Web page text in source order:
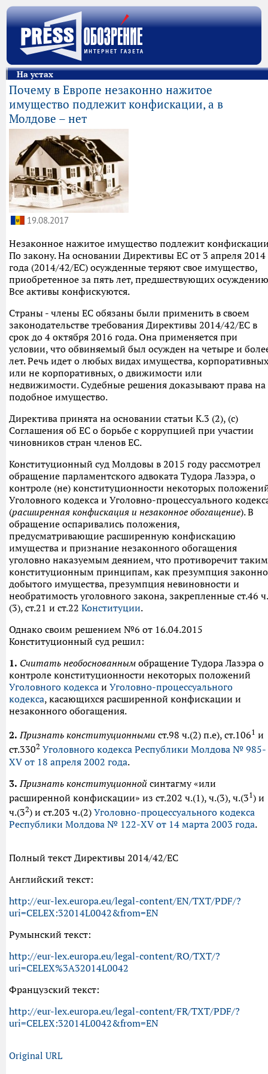
На устах
Почему в Европе незаконно нажитое
имущество подлежит конфискации, а в
Молдове – нет
19.08.2017
Незаконное нажитое имущество подлежит
По закону. На основании Директивы ЕС от 3 апреля 2014
года (2014/42/ЕС) осужденные теряют свое имущество,
приобретенное за пять лет, предшествующих
Все активы конфискуются.
Страны - члены ЕС обязаны были применить в своем
законодательстве требования Директивы 2014/42/ЕС в
срок до 4 октября 2016 года. Она применяется при
условии, что обвиняемый был осужден на четыре и
лет. Речь идет о любых видах имущества, корпоративных
или не корпоративных, о движимости или
недвижимости. Судебные решения доказывают права на
подобное имущество.
Директива принята на основании статьи К.3 (2), (с)
Соглашения об ЕС о борьбе с коррупцией при участии
чиновников стран членов ЕС.
Конституционный суд Молдовы в 2015 году рассмотрел
обращение парламентского адвоката Тудора Лазэра, о
контроле (не) конституционности некоторых
Уголовного кодекса и Уголовно-процессуального
(расширенная конфискация и незаконное обогащение). В
обращение оспаривались положения,
предусматривающие расширенную конфискацию
имущества и признание незаконного обогащения
уголовно наказуемым деянием, что противоречит таким
конституционным принципам, как презумпция законно
добытого имущества, презумпция невиновности и
необратимость уголовного закона, закрепленные ст.46 ч.
(3), ст.21 и ст.22 Конституции.
Однако своим решением №6 от 16.04.2015
Конституционный суд решил:
1. Считать необоснованным обращение Тудора Лазэра о
контроле конституционности некоторых положений
Уголовного кодекса и Уголовно-процессуального
кодекса, касающихся расширенной конфискации и
незаконного обогащения.
2. Признать конституционными ст.98 ч.(2) п.е), ст.1061 и
ст.3302 Уголовного кодекса Республики Молдова № 985-
XV от 18 апреля 2002 года.
3. Признать конституционной синтагму «или
расширенной конфискации» из ст.202 ч.(1), ч.(3), ч.(31) и
ч.(32) и ст.203 ч.(2) Уголовно-процессуального кодекса
Республики Молдова № 122-XV от 14 марта 2003 года.
Полный текст Директивы 2014/42/ЕС
Английский текст:
http://eur-lex.europa.eu/legal-content/EN/TXT/PDF/?
uri=CELEX:32014L0042&from=EN
Румынский текст:
http://eur-lex.europa.eu/legal-content/RO/TXT/?
uri=CELEX%3A32014L0042
Французский текст:
http://eur-lex.europa.eu/legal-content/FR/TXT/PDF/?
uri=CELEX:32014L0042&from=EN
Original URL